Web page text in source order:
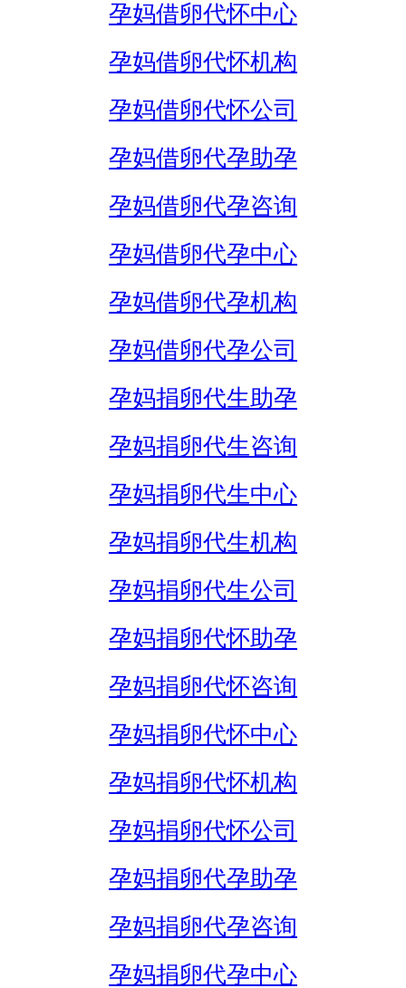
孕妈借卵代怀中心
孕妈借卵代怀机构
孕妈借卵代怀公司
孕妈借卵代孕助孕
孕妈借卵代孕咨询
孕妈借卵代孕中心
孕妈借卵代孕机构
孕妈借卵代孕公司
孕妈捐卵代生助孕
孕妈捐卵代生咨询
孕妈捐卵代生中心
孕妈捐卵代生机构
孕妈捐卵代生公司
孕妈捐卵代怀助孕
孕妈捐卵代怀咨询
孕妈捐卵代怀中心
孕妈捐卵代怀机构
孕妈捐卵代怀公司
孕妈捐卵代孕助孕
孕妈捐卵代孕咨询
孕妈捐卵代孕中心